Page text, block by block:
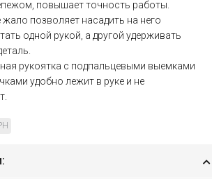
повышает точность работы.
позволяет насадить на него
одной рукой, а другой удерживать
рукоятка с подпальцевыми выемками
удобно лежит в руке и не